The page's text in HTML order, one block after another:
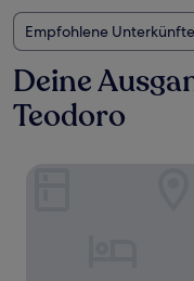
Empfohlene Unterkünfte
Deine
Teodoro